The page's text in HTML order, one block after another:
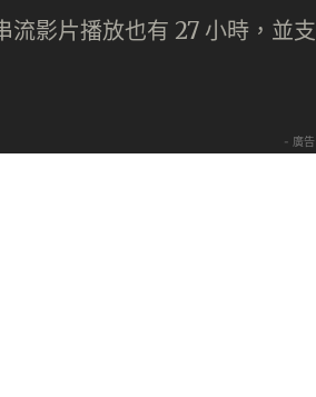
流影片播放也有 27 小時，並
- 廣